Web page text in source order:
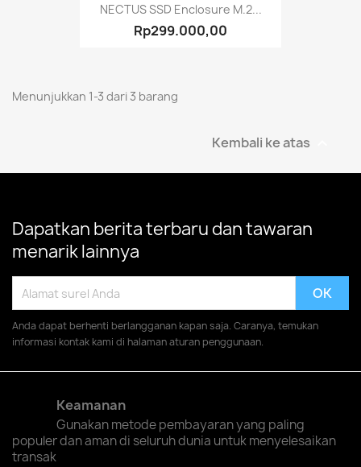
NECTUS SSD Enclosure M.2...
Rp299.000,00
Menunjukkan 1-3 dari 3 barang
Kembali ke atas
Dapatkan berita terbaru dan tawaran
menarik lainnya
Anda dapat berhenti berlangganan kapan saja. Caranya, temukan
informasi kontak kami di halaman aturan penggunaan.
Keamanan
Gunakan metode pembayaran yang paling
populer dan aman di seluruh dunia untuk menyelesaikan
transak